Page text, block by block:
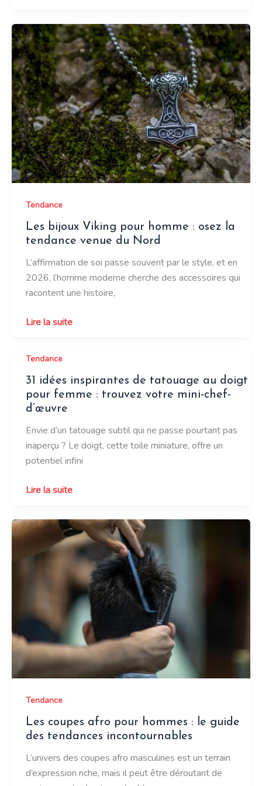
au
féminin
:
décryptage
des
tendances
incontournables
Tendance
Les bijoux Viking pour homme : osez la
tendance venue du Nord
L’affirmation de soi passe souvent par le style, et en
2026, l’homme moderne cherche des accessoires qui
racontent une histoire,
Les
Viking
homme
osez
la
tendance
venue
Nord
Lire la suite
Tendance
31 idées inspirantes de tatouage au doigt
pour femme : trouvez votre mini-chef-
d’œuvre
Envie d’un tatouage subtil qui ne passe pourtant pas
inaperçu ? Le doigt, cette toile miniature, offre un
potentiel infini
31
inspirantes
de
tatouage
femme
trouvez
votre
d’œuvre
Lire la suite
Tendance
Les coupes afro pour hommes : le guide
des tendances incontournables
L’univers des coupes afro masculines est un terrain
d’expression riche, mais il peut être déroutant de